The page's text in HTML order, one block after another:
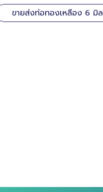
ขายส่งท่อทองเหลือง 6 มิล